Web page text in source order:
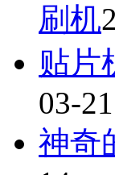
刷机
贴片
03-21
神奇